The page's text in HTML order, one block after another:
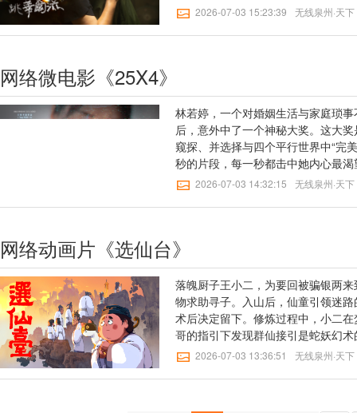
2026-07-03 15:23:39 无线泉州·天下
网络微电影《25X4》
林若婷，一个对婚姻生活与家庭琐
后，意外中了一个神秘大奖。这大
窥探、并选择与四个平行世界中“完
秒的片段，每一秒都击中她内心最
成挣扎：是否要抛弃眼下如牢笼般
2026-07-03 14:32:15 无线泉州·天下
网络动画片《选仙台》
落魄厨子王小二，为要回被骗银两
物求助寻子。入山后，仙童引领迷
术后决定留下。修炼过程中，小二
哥的指引下发现群仙接引是蛇妖幻
良知，超越自我，冒死杀蛇，成为英
2026-07-03 13:36:51 无线泉州·天下